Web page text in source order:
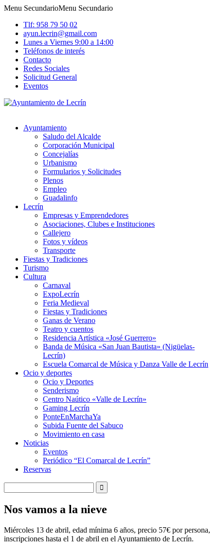
Menu SecundarioMenu Secundario
Tlf: 958 79 50 02
ayun.lecrin@gmail.com
Lunes a Viernes 9:00 a 14:00
Teléfonos de interés
Contacto
Redes Sociales
Solicitud General
Eventos
Ayuntamiento
Saludo del Alcalde
Corporación Municipal
Concejalías
Urbanismo
Formularios y Solicitudes
Plenos
Empleo
Guadalinfo
Lecrín
Empresas y Emprendedores
Asociaciones, Clubes e Instituciones
Callejero
Fotos y vídeos
Transporte
Fiestas y Tradiciones
Turismo
Cultura
Carnaval
ExpoLecrín
Feria Medieval
Fiestas y Tradiciones
Ganas de Verano
Teatro y cuentos
Residencia Artística «José Guerrero»
Banda de Música «San Juan Bautista» (Nigüelas-
Lecrín)
Escuela Comarcal de Música y Danza Valle de Lecrín
Ocio y deportes
Ocio y Deportes
Senderismo
Centro Naútico «Valle de Lecrín»
Gaming Lecrín
PonteEnMarchaYa
Subida Fuente del Sabuco
Movimiento en casa
Noticias
Eventos
Periódico “El Comarcal de Lecrín”
Reservas
Nos vamos a la nieve
Miércoles 13 de abril, edad mínima 6 años, precio 57€ por persona,
inscripciones hasta el 1 de abril en el Ayuntamiento de Lecrín.